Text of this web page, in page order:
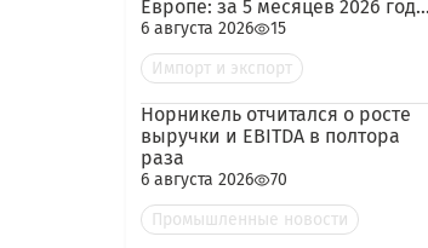
Европе: за 5 месяцев 2026 года
— 45 тыс. тонн
6 августа 2026
15
Импорт и экспорт
Норникель отчитался о росте
выручки и EBITDA в полтора
раза
6 августа 2026
70
Промышленные новости